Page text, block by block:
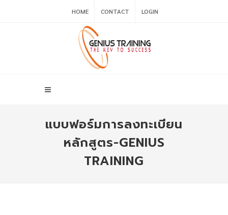
HOME CONTACT LOGIN
แบบฟอร์มการลงทะเบียน
หลักสูตร-GENIUS
TRAINING